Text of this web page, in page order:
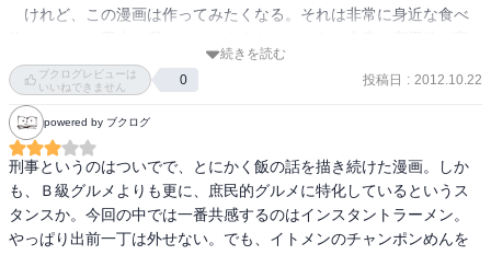
けれど、この漫画は作ってみたくなる。それは非常に身近な食べ
い料理（？）漫画である。
続きを読む
ブクログレビューは
いいねできません
0 投稿日 : 2012.10.22
powered by ブクログ
刑事というのはついでで、とにかく飯の話を描き続けた漫画。しか
も、Ｂ級グルメよりも更に、庶民的グルメに特化しているというス
タンスか。今回の中では一番共感するのはインスタントラーメン。
やっぱり出前一丁は外せない。でも、イトメンのチャンポンめんを